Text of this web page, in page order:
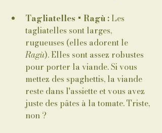
Tagliatelles + Ragù : Les
tagliatelles sont larges,
rugueuses (elles adorent le
Ragù). Elles sont assez robustes
pour porter la viande. Si vous
mettez des spaghettis, la viande
reste dans l'assiette et vous avez
juste des pâtes à la tomate. Triste,
non ?